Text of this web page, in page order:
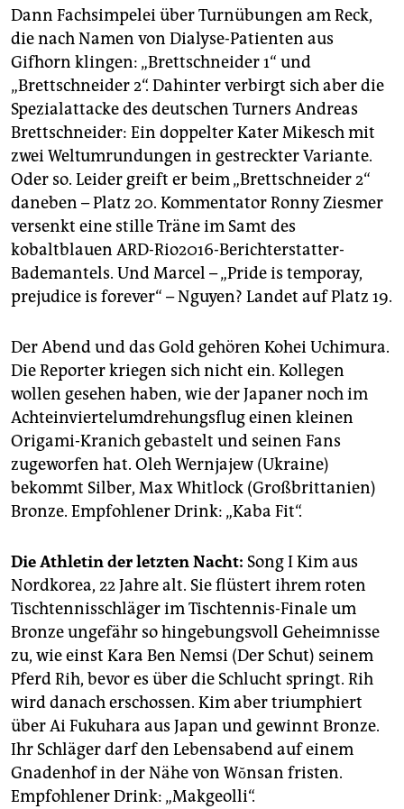
Dann Fachsimpelei über Turnübungen am Reck,
die nach Namen von Dialyse-Patienten aus
Gifhorn klingen: „Brettschneider 1“ und
„Brettschneider 2“. Dahinter verbirgt sich aber die
Spezialattacke des deutschen Turners Andreas
Brettschneider: Ein doppelter Kater Mikesch mit
zwei Weltumrundungen in gestreckter Variante.
Oder so. Leider greift er beim „Brettschneider 2“
daneben – Platz 20. Kommentator Ronny Ziesmer
versenkt eine stille Träne im Samt des
kobaltblauen ARD-Rio2016-Berichterstatter-
Bademantels. Und Marcel – „Pride is temporay,
prejudice is forever“ – Nguyen? Landet auf Platz 19.
Der Abend und das Gold gehören Kohei Uchimura.
Die Reporter kriegen sich nicht ein. Kollegen
wollen gesehen haben, wie der Japaner noch im
Achteinviertelumdrehungsflug einen kleinen
Origami-Kranich gebastelt und seinen Fans
zugeworfen hat. Oleh Wernjajew (Ukraine)
bekommt Silber, Max Whitlock (Großbrittanien)
Bronze. Empfohlener Drink: „Kaba Fit“.
Die Athletin der letzten Nacht: Song I Kim aus
Nordkorea, 22 Jahre alt. Sie flüstert ihrem roten
Tischtennisschläger im Tischtennis-Finale um
Bronze ungefähr so hingebungsvoll Geheimnisse
zu, wie einst Kara Ben Nemsi (Der Schut) seinem
Pferd Rih, bevor es über die Schlucht springt. Rih
wird danach erschossen. Kim aber triumphiert
über Ai Fukuhara aus Japan und gewinnt Bronze.
Ihr Schläger darf den Lebensabend auf einem
Gnadenhof in der Nähe von Wŏnsan fristen.
Empfohlener Drink: „Makgeolli“.